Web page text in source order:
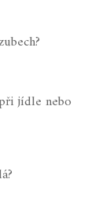
jídle nebo